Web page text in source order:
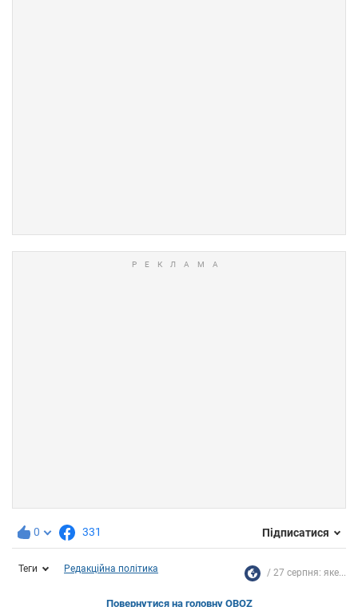
0 331 Підписатися
Теги Редакційна політика 27 серпня: яке...
Повернутися на головну OBOZ